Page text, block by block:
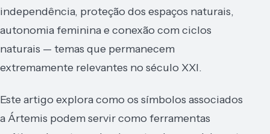
independência, proteção dos espaços naturais,
autonomia feminina e conexão com ciclos
naturais — temas que permanecem
extremamente relevantes no século XXI.
Este artigo explora como os símbolos associados
a Ártemis podem servir como ferramentas